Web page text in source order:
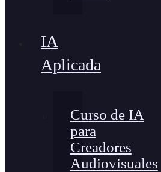
IA
Aplicada
Curso de IA
para
Creadores
Audiovisuales